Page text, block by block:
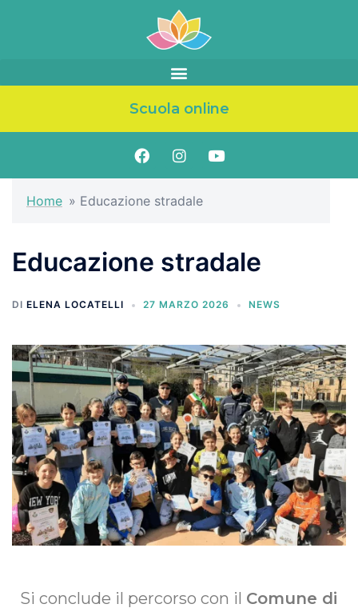
Scuola online
Home » Educazione stradale
Educazione stradale
DI ELENA LOCATELLI 27 MARZO 2026 NEWS
Si conclude il percorso con il Comune di